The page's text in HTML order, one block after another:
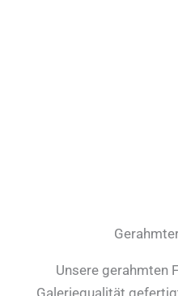
Unsere gerahmten
Galeriequalität